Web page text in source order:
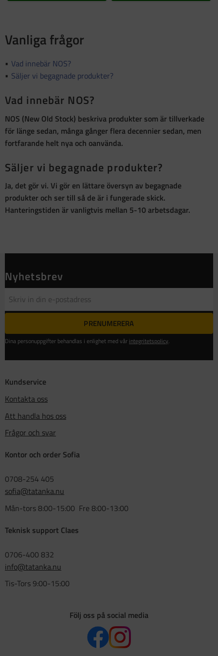
Vanliga frågor
Vad innebär NOS?
Säljer vi begagnade produkter?
Vad innebär NOS?
NOS (New Old Stock) beskriva produkter som ärtillverkade
för länge sedan, många gånger flera decennier sedan, men
fortfarande helt nya och oanvända.
Säljer vi begagnade produkter?
Ja, det gör vi. Vi gör en lättare översyn av begagnade
produkter och ser till så de är i fungerade skick.
Hanteringstiden är vanligtvis mellan 5-10 arbetsdagar.
Nyhetsbrev
PRENUMERERA
Dina personuppgifter behandlas i enlighet med vår integritetspolicy.
Kundservice
Kontakta oss
Att handla hos oss
Frågor och svar
Kontor och order Sofia
0708-254 405
sofia@tatanka.nu
Mån-tors 8:00-15:00 Fre 8:00-13:00
Teknisk support Claes
0706-400 832
info@tatanka.nu
Tis-Tors 9:00-15:00
Följ oss på social media